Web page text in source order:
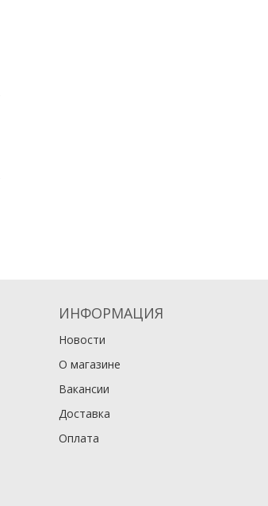
ИНФОРМАЦИЯ
Новости
О магазине
Вакансии
Доставка
Оплата